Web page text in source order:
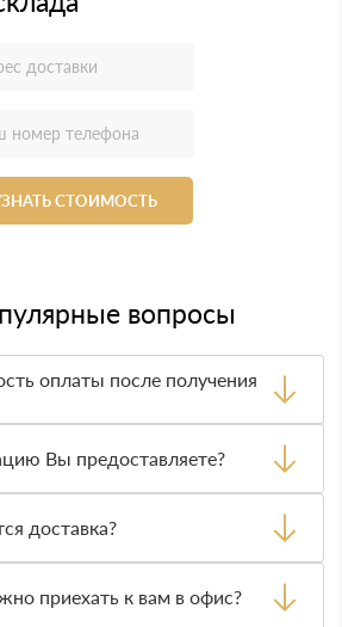
СТОИМОСТЬ
вопросы
оплаты после получения
товара. При этом, если
был ненадлежащего качества, то
Вы предоставляете?
качества, а также товарно-
доставка?
для уточнения деталей заказа.
нашему логисту для оценки
приехать к вам в офис?